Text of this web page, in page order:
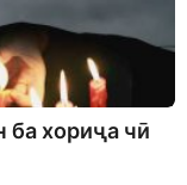
ба хориҷа чӣ